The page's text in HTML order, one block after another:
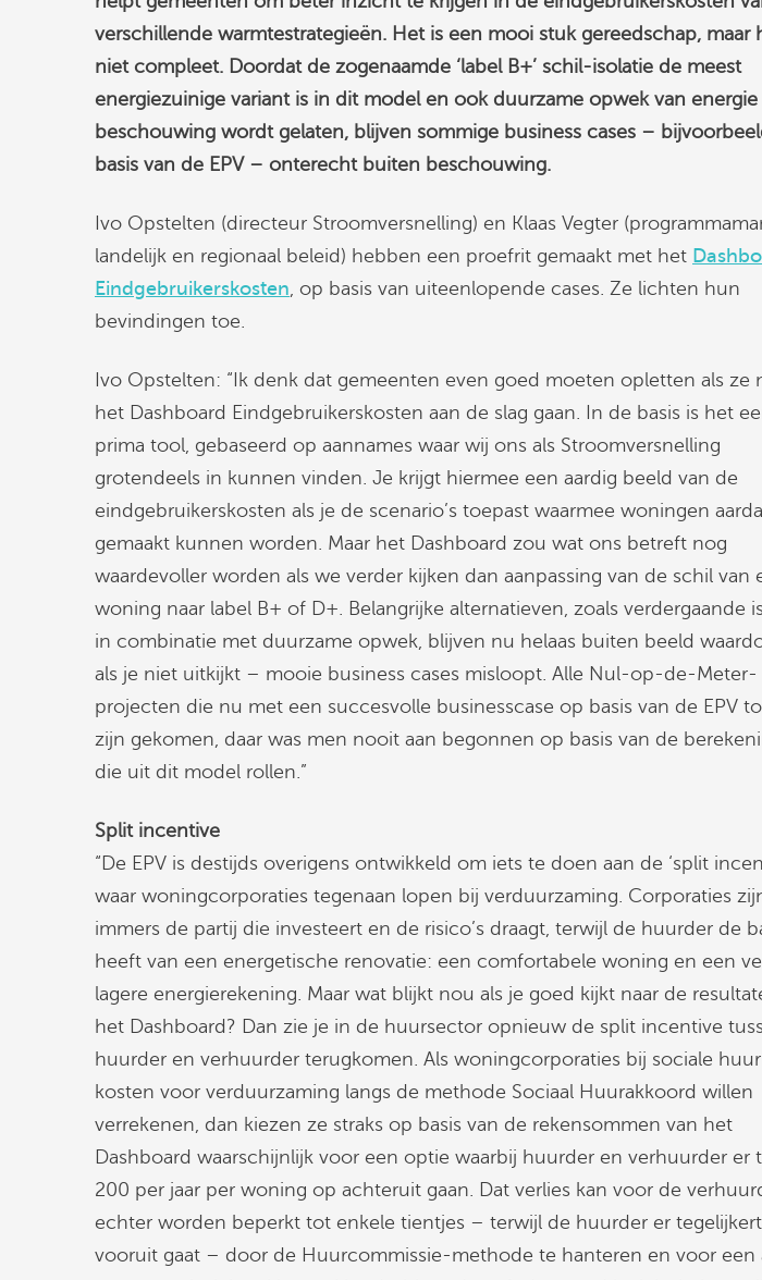
verschillende warmtestrategieën. Het is een mooi stuk gereedschap, maar
niet compleet. Doordat de zogenaamde ‘label B+’ schil-isolatie de meest
energiezuinige variant is in dit model en ook duurzame opwek van
beschouwing wordt gelaten, blijven sommige business cases –
basis van de EPV – onterecht buiten beschouwing.
Ivo Opstelten (directeur Stroomversnelling) en Klaas Vegter
landelijk en regionaal beleid) hebben een proefrit gemaakt met het
Eindgebruikerskosten, op basis van uiteenlopende cases. Ze lichten hun
bevindingen toe.
Ivo Opstelten: “Ik denk dat gemeenten even goed moeten opletten als ze
het Dashboard Eindgebruikerskosten aan de slag gaan. In de basis is het
prima tool, gebaseerd op aannames waar wij ons als Stroomversnelling
grotendeels in kunnen vinden. Je krijgt hiermee een aardig beeld van de
eindgebruikerskosten als je de scenario’s toepast waarmee woningen
gemaakt kunnen worden. Maar het Dashboard zou wat ons betreft nog
waardevoller worden als we verder kijken dan aanpassing van de schil van
woning naar label B+ of D+. Belangrijke alternatieven, zoals verdergaande
in combinatie met duurzame opwek, blijven nu helaas buiten beeld
als je niet uitkijkt – mooie business cases misloopt. Alle Nul-op-de-Meter-
projecten die nu met een succesvolle businesscase op basis van de EPV
zijn gekomen, daar was men nooit aan begonnen op basis van de
die uit dit model rollen.”
Split incentive
“De EPV is destijds overigens ontwikkeld om iets te doen aan de ‘split
waar woningcorporaties tegenaan lopen bij verduurzaming. Corporaties
immers de partij die investeert en de risico’s draagt, terwijl de huurder de
heeft van een energetische renovatie: een comfortabele woning en een
lagere energierekening. Maar wat blijkt nou als je goed kijkt naar de
het Dashboard? Dan zie je in de huursector opnieuw de split incentive
huurder en verhuurder terugkomen. Als woningcorporaties bij sociale
kosten voor verduurzaming langs de methode Sociaal Huurakkoord willen
verrekenen, dan kiezen ze straks op basis van de rekensommen van het
Dashboard waarschijnlijk voor een optie waarbij huurder en verhuurder er
200 per jaar per woning op achteruit gaan. Dat verlies kan voor de
echter worden beperkt tot enkele tientjes – terwijl de huurder er
vooruit gaat – door de Huurcommissie-methode te hanteren en voor een